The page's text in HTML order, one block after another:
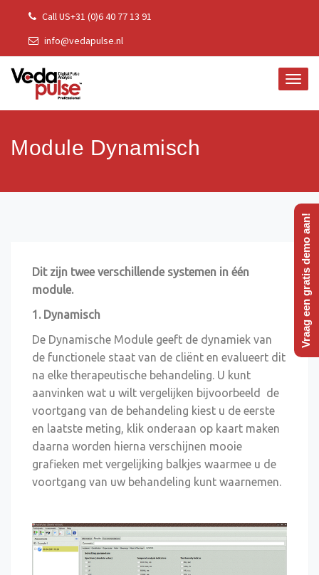
content
Call US+31 (0)6 40 77 13 91
info@vedapulse.nl
Module Dynamisch
Dit zijn twee verschillende systemen in één
module.
1. Dynamisch
De Dynamische Module geeft de dynamiek van
de functionele staat van de cliënt en evalueert dit
na elke therapeutische behandeling. U kunt
aanvinken wat u wilt vergelijken bijvoorbeeld de
voortgang van de behandeling kiest u de eerste
en laatste meting, klik onderaan op kaart maken
daarna worden hierna verschijnen mooie
grafieken met vergelijking balkjes waarmee u de
voortgang van uw behandeling kunt waarnemen.
Vraag een gratis demo aan!